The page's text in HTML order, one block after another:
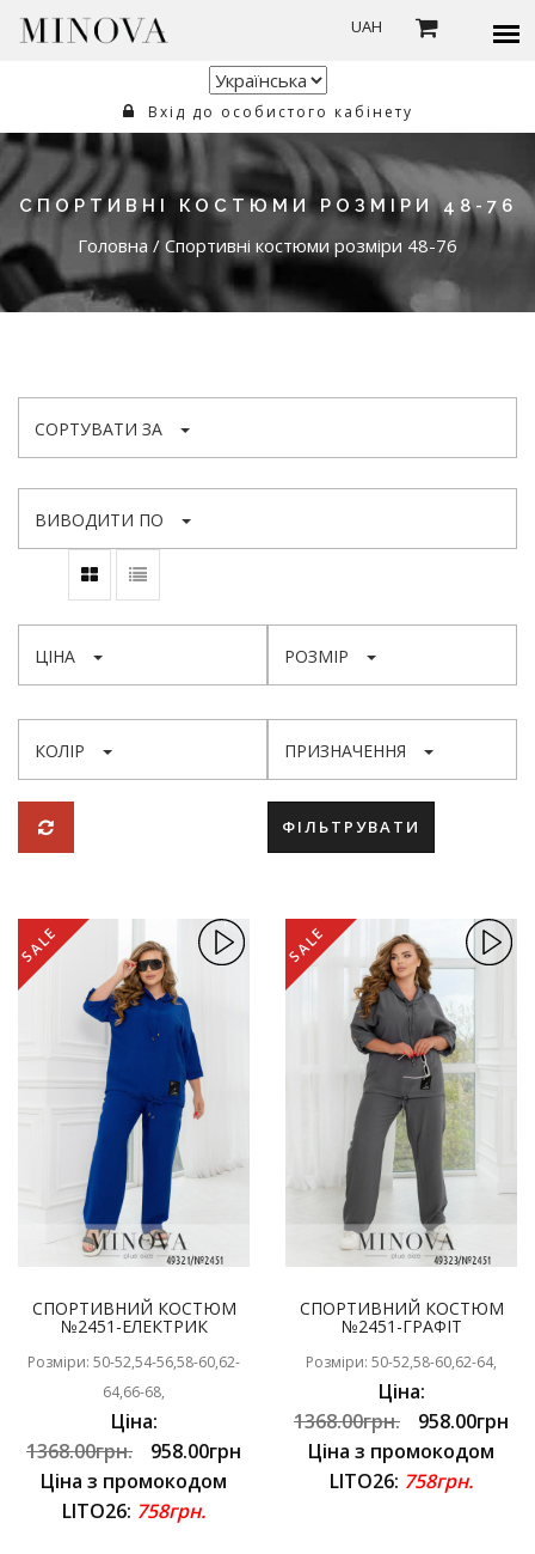
UAH
Вхід до особистого кабінету
СПОРТИВНІ КОСТЮМИ РОЗМІРИ 48-76
Головна / Спортивні костюми розміри 48-76
СОРТУВАТИ ЗА
ВИВОДИТИ ПО
ЦІНА РОЗМІР
КОЛІР ПРИЗНАЧЕННЯ
ФІЛЬТРУВАТИ
SALE
СПОРТИВНИЙ КОСТЮМ
№2451-ЕЛЕКТРИК
Розміри: 50-52,54-56,58-60,62-
64,66-68,
Ціна:
1368.00грн.
958.00грн
Ціна з промокодом
LITO26: 758грн.
SALE
СПОРТИВНИЙ КОСТЮМ
№2451-ГРАФІТ
Розміри: 50-52,58-60,62-64,
Ціна:
1368.00грн.
958.00грн
Ціна з промокодом
LITO26: 758грн.